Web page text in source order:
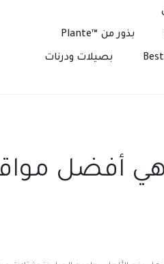
بذور من ™Plante
بصيلات ودرنات
أفضل مواقع